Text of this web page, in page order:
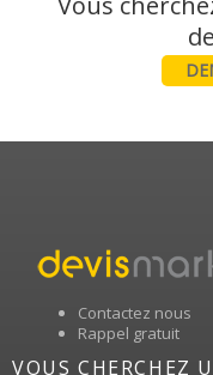
Contactez nous
Rappel gratuit
VOUS CHERCHEZ